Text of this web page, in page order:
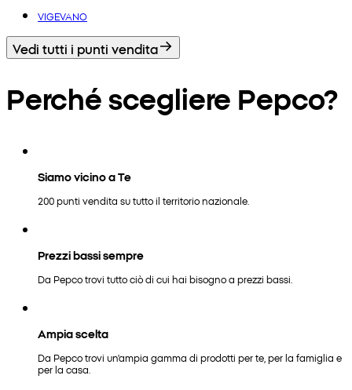
VIGEVANO
Vedi tutti i punti vendita
Perché scegliere Pepco?
Siamo vicino a Te
200 punti vendita su tutto il territorio nazionale.
Prezzi bassi sempre
Da Pepco trovi tutto ciò di cui hai bisogno a prezzi bassi.
Ampia scelta
Da Pepco trovi un'ampia gamma di prodotti per te, per la famiglia e
per la casa.